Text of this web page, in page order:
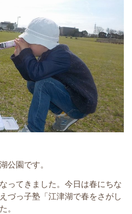
公園です。
ってきました。今日は春にちな
づっ子塾「江津湖で春をさがし
。